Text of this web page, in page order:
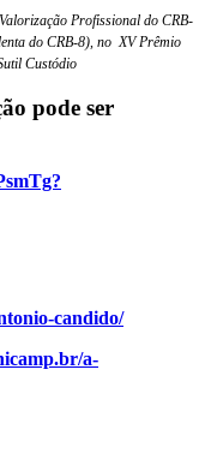
Profissional do CRB-
do CRB-8), no XV Prêmio
Custódio
pode ser
candido/
a-